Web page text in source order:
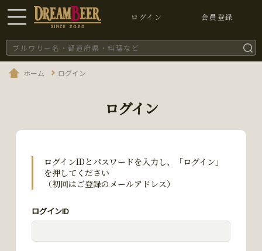
ログイン 会員登録
ホーム ログイン
ログイン
ログインIDとパスワードを入力し、「ログイン」
を押してください
（初回はご登録のメールアドレス）
ログインID